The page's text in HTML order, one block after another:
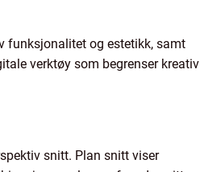
funksjonalitet og estetikk, samt
verktøy som begrenser kreativ
snitt. Plan snitt viser